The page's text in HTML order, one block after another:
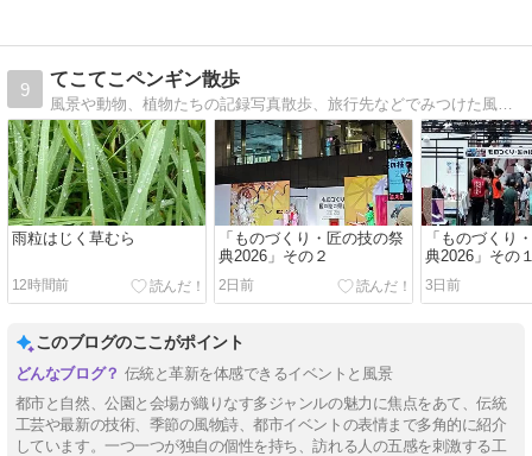
9
てこてこペンギン散歩
雨粒はじく草むら
12時間前
「ものづくり・匠の技の祭
典2026」その２
2日前
「ものづくり
典2026」その
3日前
このブログのここがポイント
伝統と革新を体感できるイベントと風景
都市と自然、公園と会場が織りなす多ジャンルの魅力に焦点をあて、伝統
工芸や最新の技術、季節の風物詩、都市イベントの表情まで多角的に紹介
しています。一つ一つが独自の個性を持ち、訪れる人の五感を刺激する工